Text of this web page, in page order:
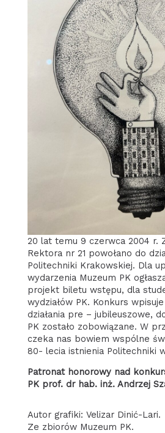
20 lat temu 9 czerwca 2004 r.
Rektora nr 21 powołano do
Politechniki Krakowskiej. Dla
wydarzenia Muzeum PK
projekt biletu wstępu, dla
wydziałów PK. Konkurs
działania pre – jubileuszowe,
PK zostało zobowiązane. W
czeka nas bowiem wspólne
80- lecia istnienia Politechniki
Patronat honorowy nad
PK prof. dr hab. inż. Andrzej
Autor grafiki: Velizar Dinić-Lari.
Ze zbiorów Muzeum PK.